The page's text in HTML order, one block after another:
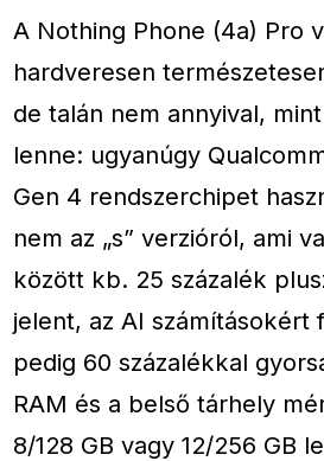
A Nothing Phone (4a) Pro
hardveresen
de talán nem annyival,
lenne: ugyanúgy
Gen 4 rendszerchipet
nem az „s” verzióról, ami
között kb. 25 százalék
jelent, az AI számításokért
pedig 60 százalékkal
RAM és a belső tárhely
8/128 GB vagy 12/256 GB